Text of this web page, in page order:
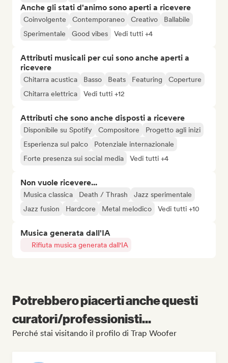
Anche gli stati d'animo sono aperti a ricevere
Coinvolgente Contemporaneo Creativo
Ballabile
Sperimentale
Good vibes Vedi tutti +4
Attributi musicali per cui sono anche aperti a
ricevere
Chitarra acustica Basso Beats Featuring
Coperture
Chitarra elettrica
Vedi tutti +12
Attributi che sono anche disposti a ricevere
Disponibile su Spotify Compositore
Progetto agli inizi
Esperienza sul palco
Potenziale internazionale
Forte presenza sui social media
Vedi tutti +4
Non vuole ricevere...
Musica classica Death / Thrash
Jazz sperimentale
Jazz fusion
Hardcore Metal melodico Vedi tutti +10
Musica generata dall'IA
Rifiuta musica generata dall'IA
Potrebbero piacerti anche questi
curatori/professionisti...
Perché stai visitando il profilo di Trap Woofer